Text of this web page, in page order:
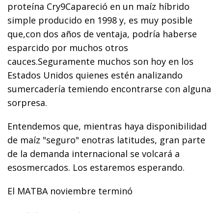
proteína Cry9Capareció en un maíz híbrido
simple producido en 1998 y, es muy posible
que,con dos años de ventaja, podría haberse
esparcido por muchos otros
cauces.Seguramente muchos son hoy en los
Estados Unidos quienes estén analizando
sumercadería temiendo encontrarse con alguna
sorpresa.
Entendemos que, mientras haya disponibilidad
de maíz "seguro" enotras latitudes, gran parte
de la demanda internacional se volcará a
esosmercados. Los estaremos esperando.
El MATBA noviembre terminó